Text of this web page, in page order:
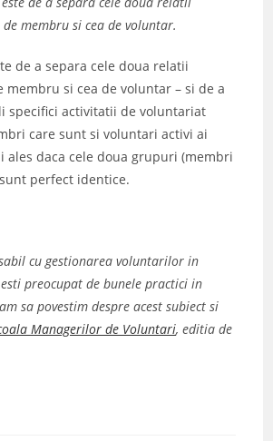
membru si cea de voluntar.
de a separa cele doua relatii
membru si cea de voluntar – si de a
specifici activitatii de voluntariat
care sunt si voluntari activi ai
ales daca cele doua grupuri (membri
perfect identice.
cu gestionarea voluntarilor in
preocupat de bunele practici in
sa povestim despre acest subiect si
Managerilor de Voluntari, editia de